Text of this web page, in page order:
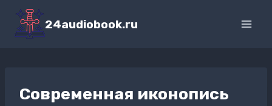
Перейти
содержимому
24audiobook.ru
Современная иконопись